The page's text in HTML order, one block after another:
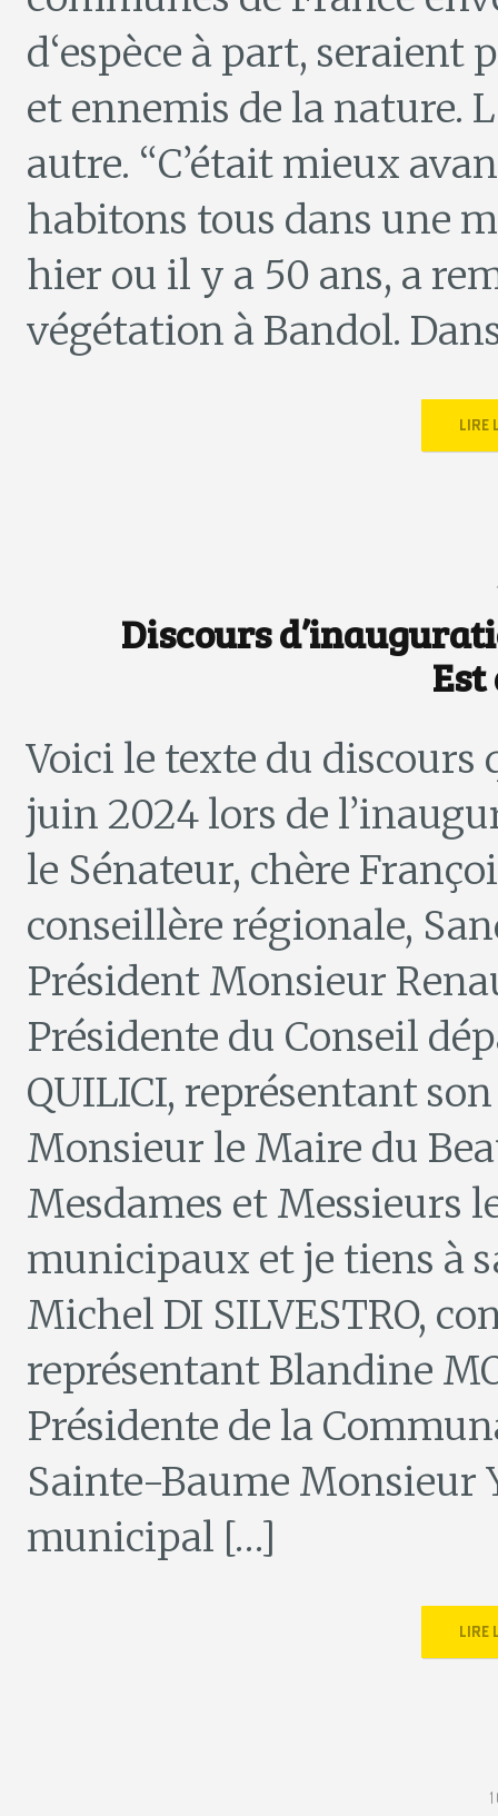
d‘espèce à part,
et ennemis de la nature.
autre. “C’était mieux
habitons tous dans une
hier ou il y a 50 ans, a
végétation à Bandol.
LIRE
Discours
Voici le texte du discours
juin 2024 lors de
le Sénateur, chère
conseillère régionale,
Président Monsieur
Présidente du Conseil
QUILICI, représentant
Monsieur le Maire du
Mesdames et Messieurs
municipaux et je tiens à
Michel DI SILVESTRO,
représentant Blandine
Présidente de la
Sainte-Baume Monsieur
municipal […]
LIRE